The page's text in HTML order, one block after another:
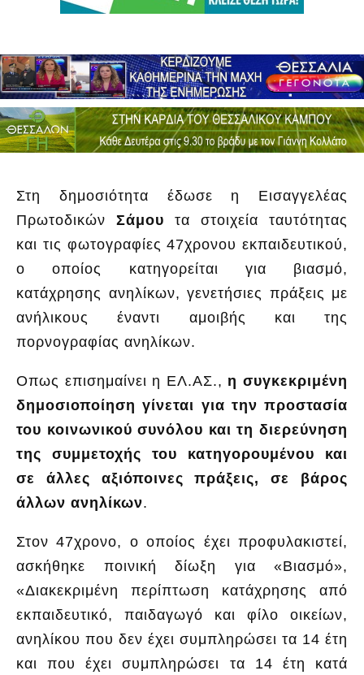
Στη δημοσιότητα έδωσε η Εισαγγελέας
Πρωτοδικών Σάμου τα στοιχεία ταυτότητας
και τις φωτογραφίες 47χρονου εκπαιδευτικού,
ο οποίος κατηγορείται για βιασμό,
κατάχρησης ανηλίκων, γενετήσιες πράξεις με
ανήλικους έναντι αμοιβής και της
πορνογραφίας ανηλίκων.
Οπως επισημαίνει η ΕΛ.ΑΣ., η συγκεκριμένη
δημοσιοποίηση γίνεται για την προστασία
του κοινωνικού συνόλου και τη διερεύνηση
της συμμετοχής του κατηγορουμένου και
σε άλλες αξιόποινες πράξεις, σε βάρος
άλλων ανηλίκων.
Στον 47χρονο, ο οποίος έχει προφυλακιστεί,
ασκήθηκε ποινική δίωξη για «Βιασμό»,
«Διακεκριμένη περίπτωση κατάχρησης από
εκπαιδευτικό, παιδαγωγό και φίλο οικείων,
ανηλίκου που δεν έχει συμπληρώσει τα 14 έτη
και που έχει συμπληρώσει τα 14 έτη κατά